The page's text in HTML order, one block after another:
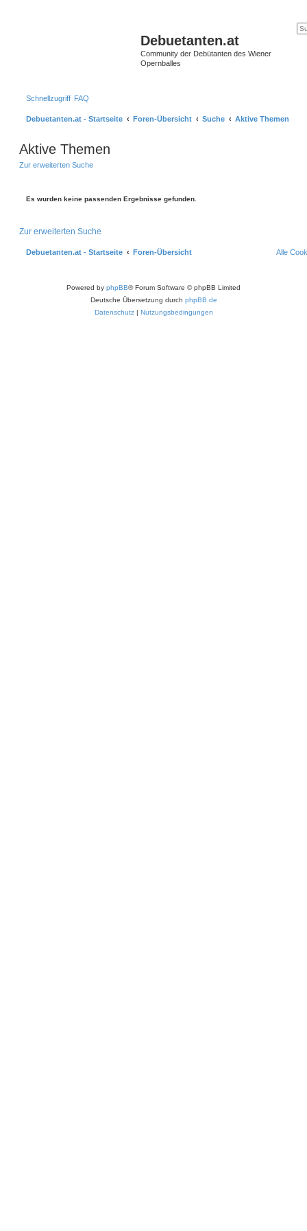
Debuetanten.at
Community der Debütanten des Wiener
Opernballes
Schnellzugriff FAQ
Debuetanten.at - Startseite Foren-Übersicht Suche Aktive Themen
Aktive Themen
Zur erweiterten Suche
Es wurden keine passenden Ergebnisse gefunden.
Zur erweiterten Suche
Debuetanten.at - Startseite Foren-Übersicht Alle
Powered by phpBB® Forum Software © phpBB Limited
Deutsche Übersetzung durch phpBB.de
Datenschutz| Nutzungsbedingungen